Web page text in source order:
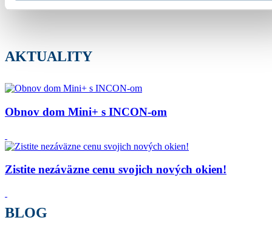
AKTUALITY
Obnov dom Mini+ s INCON-om
Zistite nezáväzne cenu svojich nových okien!
BLOG